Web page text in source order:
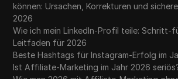
können: Ursachen, Korrekturen und
2026
Wie ich mein LinkedIn-Profil teile: Schritt-
Leitfaden für 2026
Beste Hashtags für Instagram-Erfolg im
Ist Affiliate-Marketing im Jahr 2026